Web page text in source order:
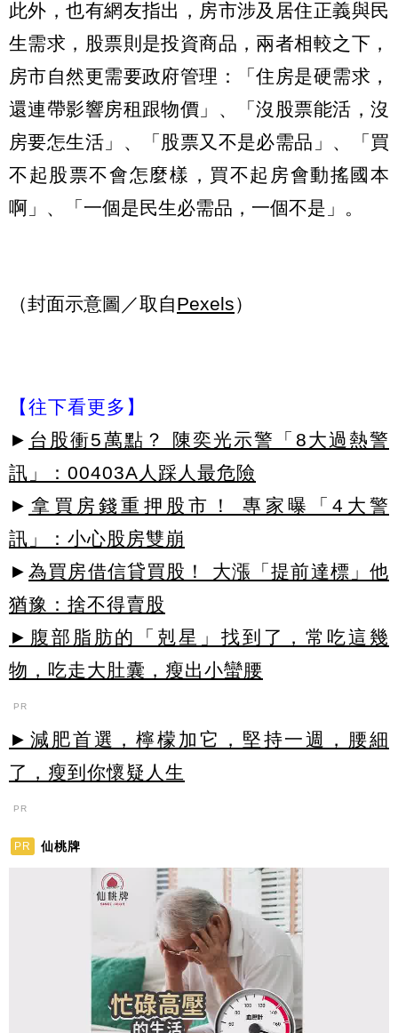
此外，也有網友指出，房市涉及居住正義與民
生需求，股票則是投資商品，兩者相較之下，
房市自然更需要政府管理：「住房是硬需求，
還連帶影響房租跟物價」、「沒股票能活，沒
房要怎生活」、「股票又不是必需品」、「買
不起股票不會怎麼樣，買不起房會動搖國本
啊」、「一個是民生必需品，一個不是」。
（封面示意圖／取自Pexels）
【往下看更多】
► 台股衝5萬點？ 陳奕光示警「8大過熱警
訊」：00403A人踩人最危險
► 拿買房錢重押股市！ 專家曝「4大警
訊」：小心股房雙崩
► 為買房借信貸買股！ 大漲「提前達標」他
猶豫：捨不得賣股
►腹部脂肪的「剋星」找到了，常吃這幾
物，吃走大肚囊，瘦出小蠻腰
PR
►減肥首選，檸檬加它，堅持一週，腰細
了，瘦到你懷疑人生
PR
PR 仙桃牌